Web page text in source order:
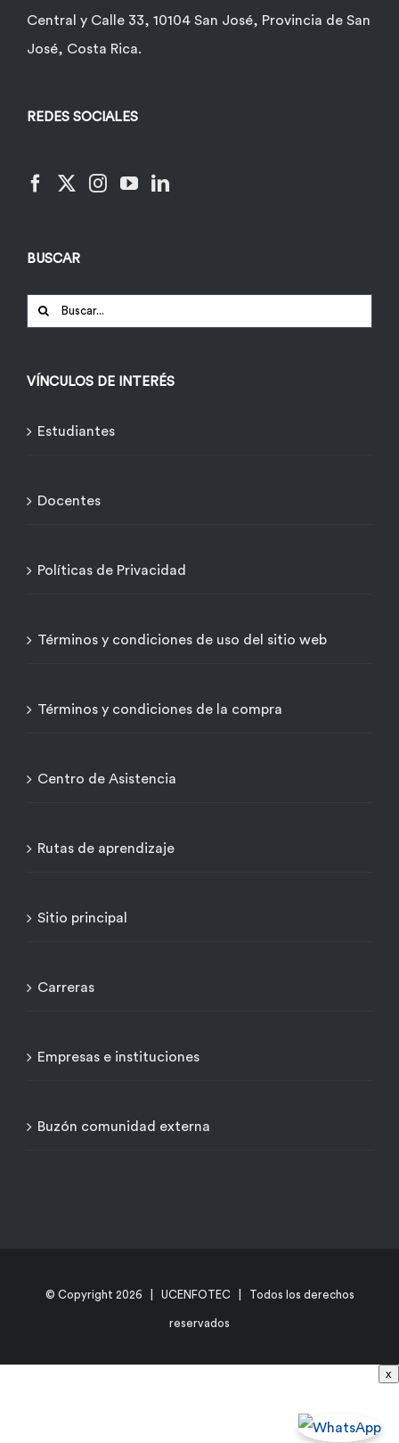
Central y Calle 33, 10104 San José, Provincia de San
José, Costa Rica.
REDES SOCIALES
BUSCAR
Buscar:
VÍNCULOS DE INTERÉS
Estudiantes
Docentes
Políticas de Privacidad
Términos y condiciones de uso del sitio web
Términos y condiciones de la compra
Centro de Asistencia
Rutas de aprendizaje
Sitio principal
Carreras
Empresas e instituciones
Buzón comunidad externa
© Copyright 2026 | UCENFOTEC | Todos los derechos
reservados
x